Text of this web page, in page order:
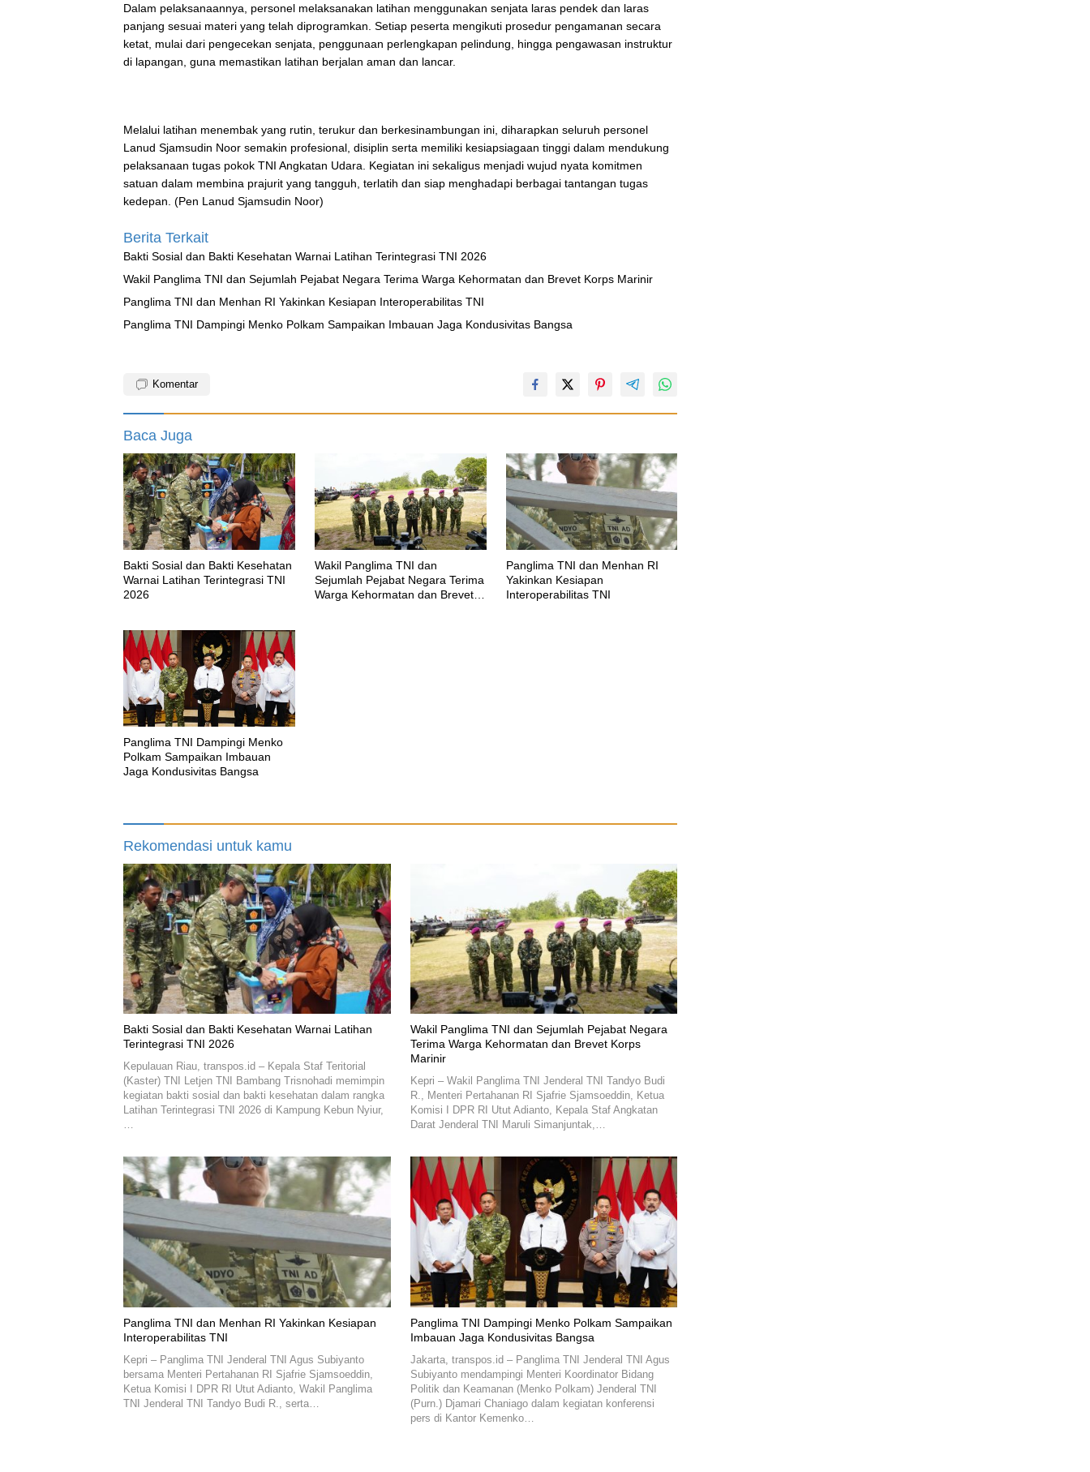
Dalam pelaksanaannya, personel melaksanakan latihan menggunakan senjata laras pendek dan laras
panjang sesuai materi yang telah diprogramkan. Setiap peserta mengikuti prosedur pengamanan secara
ketat, mulai dari pengecekan senjata, penggunaan perlengkapan pelindung, hingga pengawasan instruktur
di lapangan, guna memastikan latihan berjalan aman dan lancar.
Melalui latihan menembak yang rutin, terukur dan berkesinambungan ini, diharapkan seluruh personel
Lanud Sjamsudin Noor semakin profesional, disiplin serta memiliki kesiapsiagaan tinggi dalam mendukung
pelaksanaan tugas pokok TNI Angkatan Udara. Kegiatan ini sekaligus menjadi wujud nyata komitmen
satuan dalam membina prajurit yang tangguh, terlatih dan siap menghadapi berbagai tantangan tugas
kedepan. (Pen Lanud Sjamsudin Noor)
Berita Terkait
Bakti Sosial dan Bakti Kesehatan Warnai Latihan Terintegrasi TNI 2026
Wakil Panglima TNI dan Sejumlah Pejabat Negara Terima Warga Kehormatan dan Brevet Korps Marinir
Panglima TNI dan Menhan RI Yakinkan Kesiapan Interoperabilitas TNI
Panglima TNI Dampingi Menko Polkam Sampaikan Imbauan Jaga Kondusivitas Bangsa
Komentar
Baca Juga
Bakti Sosial dan Bakti Kesehatan
Warnai Latihan Terintegrasi TNI
2026
Wakil Panglima TNI dan
Sejumlah Pejabat Negara Terima
Warga Kehormatan dan Brevet
Panglima TNI dan Menhan RI
Yakinkan Kesiapan
Interoperabilitas TNI
Panglima TNI Dampingi Menko
Polkam Sampaikan Imbauan
Jaga Kondusivitas Bangsa
Rekomendasi untuk kamu
Bakti Sosial dan Bakti Kesehatan Warnai Latihan
Terintegrasi TNI 2026
Kepulauan Riau, transpos.id – Kepala Staf Teritorial
(Kaster) TNI Letjen TNI Bambang Trisnohadi memimpin
kegiatan bakti sosial dan bakti kesehatan dalam rangka
Latihan Terintegrasi TNI 2026 di Kampung Kebun Nyiur,
…
Wakil Panglima TNI dan Sejumlah Pejabat Negara
Terima Warga Kehormatan dan Brevet Korps
Marinir
Kepri – Wakil Panglima TNI Jenderal TNI Tandyo Budi
R., Menteri Pertahanan RI Sjafrie Sjamsoeddin, Ketua
Komisi I DPR RI Utut Adianto, Kepala Staf Angkatan
Darat Jenderal TNI Maruli Simanjuntak,…
Panglima TNI dan Menhan RI Yakinkan Kesiapan
Interoperabilitas TNI
Kepri – Panglima TNI Jenderal TNI Agus Subiyanto
bersama Menteri Pertahanan RI Sjafrie Sjamsoeddin,
Ketua Komisi I DPR RI Utut Adianto, Wakil Panglima
TNI Jenderal TNI Tandyo Budi R., serta…
Panglima TNI Dampingi Menko Polkam Sampaikan
Imbauan Jaga Kondusivitas Bangsa
Jakarta, transpos.id – Panglima TNI Jenderal TNI Agus
Subiyanto mendampingi Menteri Koordinator Bidang
Politik dan Keamanan (Menko Polkam) Jenderal TNI
(Purn.) Djamari Chaniago dalam kegiatan konferensi
pers di Kantor Kemenko…